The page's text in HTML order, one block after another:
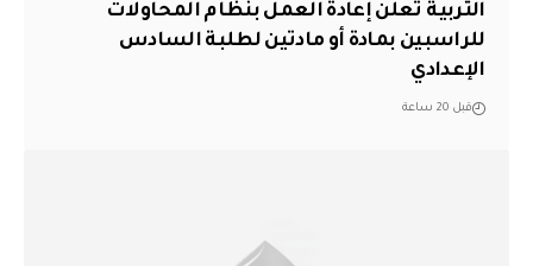
التربية تعلن إعادة العمل بنظام المحاولات
للراسبين بمادة أو مادتين لطلبة السادس
الإعدادي
قبل 20 ساعة